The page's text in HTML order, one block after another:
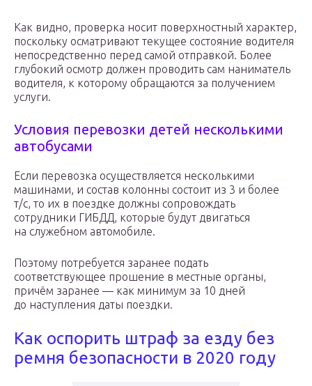
Как видно, проверка носит поверхностный характер,
поскольку осматривают текущее состояние водителя
непосредственно перед самой отправкой. Более
глубокий осмотр должен проводить сам наниматель
водителя, к которому обращаются за получением
услуги.
Условия перевозки детей несколькими
автобусами
Если перевозка осуществляется несколькими
машинами, и состав колонны состоит из 3 и более
т/c, то их в поездке должны сопровождать
сотрудники ГИБДД, которые будут двигаться
на служебном автомобиле.
Поэтому потребуется заранее подать
соответствующее прошение в местные органы,
причём заранее — как минимум за 10 дней
до наступления даты поездки.
Как оспорить штраф за езду без
ремня безопасности в 2020 году